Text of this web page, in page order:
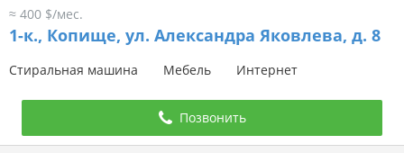
≈ 400 $/мес.
1-к., Копище, ул. Александра Яковлева, д. 8
Стиральная машина Мебель Интернет
Позвонить